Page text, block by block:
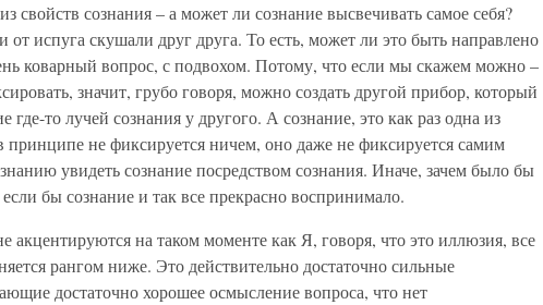
свойств сознания – а может ли сознание высвечивать самое себя?
от испуга скушали друг друга. То есть, может ли это быть направлено
коварный вопрос, с подвохом. Потому, что если мы скажем можно –
значит, грубо говоря, можно создать другой прибор, который
где-то лучей сознания у другого. А сознание, это как раз одна из
принципе не фиксируется ничем, оно даже не фиксируется самим
увидеть сознание посредством сознания. Иначе, зачем было бы
бы сознание и так все прекрасно воспринимало.
акцентируются на таком моменте как Я, говоря, что это иллюзия, все
рангом ниже. Это действительно достаточно сильные
достаточно хорошее осмысление вопроса, что нет